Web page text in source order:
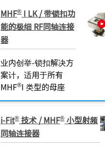
MHF® I LK / 带锁扣功
能的极细 RF同轴连接
器
业内创举-锁扣解决方
案计，适用于所有
MHF®I 类型的母座
i-Fit® 技术 / MHF® 小型射频
同轴连接器